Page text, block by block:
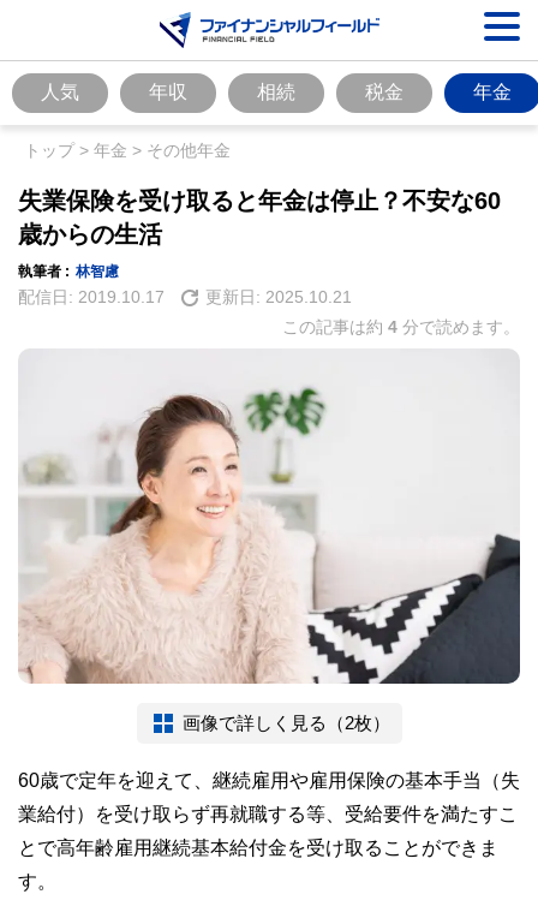
人気 年収 相続 税金 年金
トップ> 年金 > その他年金
失業保険を受け取ると年金は停止？不安な60
歳からの生活
執筆者 : 林智慮
配信日: 2019.10.17 更新日: 2025.10.21
この記事は約 4 分で読めます。
画像で詳しく見る（2枚）
60歳で定年を迎えて、継続雇用や雇用保険の基本手当（失
業給付）を受け取らず再就職する等、受給要件を満たすこ
とで高年齢雇用継続基本給付金を受け取ることができま
す。